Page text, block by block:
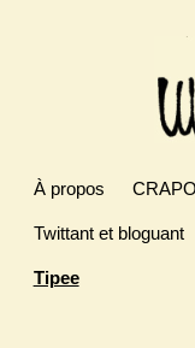
À propos CRAPO
Twittant et bloguant
Tipee